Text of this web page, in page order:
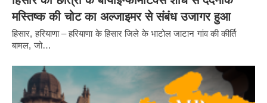
मस्तिष्क की चोट का अल्जाइमर से संबंध उजागर हुआ
हिसार, हरियाणा – हरियाणा के हिसार जिले के भाटोल जाटान गांव की कीर्ति
बामल, जो…